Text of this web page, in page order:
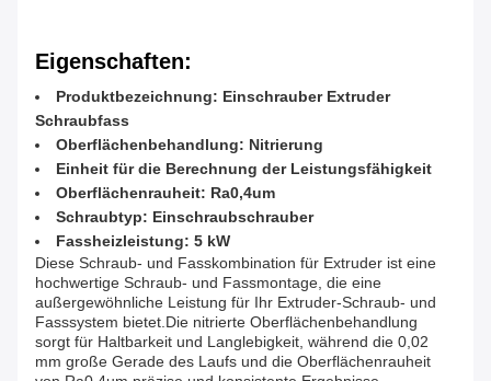
Eigenschaften:
Produktbezeichnung: Einschrauber Extruder
Schraubfass
Oberflächenbehandlung: Nitrierung
Einheit für die Berechnung der Leistungsfähigkeit
Oberflächenrauheit: Ra0,4um
Schraubtyp: Einschraubschrauber
Fassheizleistung: 5 kW
Diese Schraub- und Fasskombination für Extruder ist eine
hochwertige Schraub- und Fassmontage, die eine
außergewöhnliche Leistung für Ihr Extruder-Schraub- und
Fasssystem bietet.Die nitrierte Oberflächenbehandlung
sorgt für Haltbarkeit und Langlebigkeit, während die 0,02
mm große Gerade des Laufs und die Oberflächenrauheit